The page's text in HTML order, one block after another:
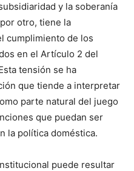
y la soberanía
otro, tiene la
cumplimiento de los
en el Artículo 2 del
tensión se ha
que tiende a interpretar
parte natural del juego
que puedan ser
la política doméstica.
puede resultar